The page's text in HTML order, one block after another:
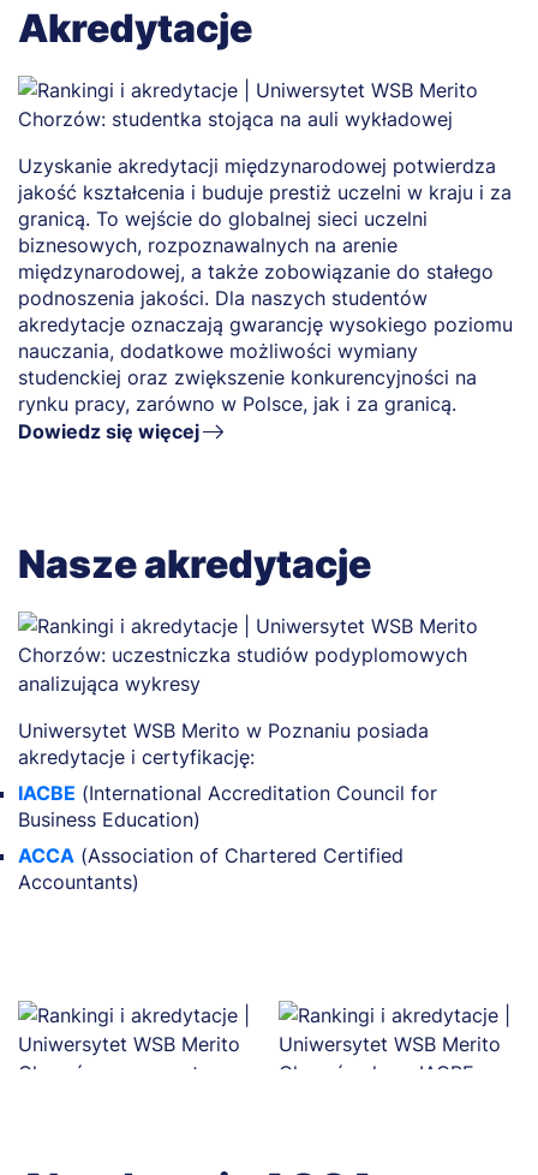
Akredytacje
Uzyskanie akredytacji międzynarodowej potwierdza
jakość kształcenia i buduje prestiż uczelni w kraju i za
granicą. To wejście do globalnej sieci uczelni
biznesowych, rozpoznawalnych na arenie
międzynarodowej, a także zobowiązanie do stałego
podnoszenia jakości. Dla naszych studentów
akredytacje oznaczają gwarancję wysokiego poziomu
nauczania, dodatkowe możliwości wymiany
studenckiej oraz zwiększenie konkurencyjności na
rynku pracy, zarówno w Polsce, jak i za granicą.
Dowiedz się więcej
Nasze akredytacje
Uniwersytet WSB Merito w Poznaniu posiada
akredytacje i certyfikację:
IACBE (International Accreditation Council for
Business Education)
ACCA (Association of Chartered Certified
Accountants)